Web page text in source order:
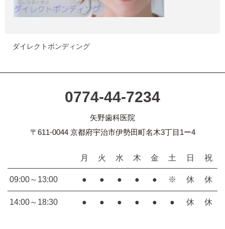
ダイレクトボンディング
0774-44-7234
矢野歯科医院
〒611-0044 京都府宇治市伊勢田町名木3丁目1ー4
月 火 水 木 金 土 日 祝
09:00～13:00 ● ● ● ● ● ※ 休 休
14:00～18:30 ● ● ● ● ● ● 休 休